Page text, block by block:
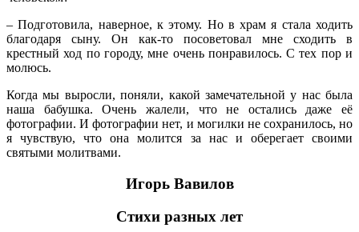
– Подготовила, наверное, к этому. Но в храм я стала ходить
благодаря сыну. Он как-то посоветовал мне сходить в
крестный ход по городу, мне очень понравилось. С тех пор и
молюсь.
Когда мы выросли, поняли, какой замечательной у нас была
наша бабушка. Очень жалели, что не остались даже её
фотографии. И фотографии нет, и могилки не сохранилось, но
я чувствую, что она молится за нас и оберегает своими
святыми молитвами.
Игорь Вавилов
Стихи разных лет